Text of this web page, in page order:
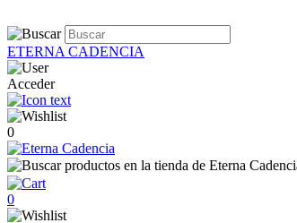
ETERNA CADENCIA
Acceder
0
0